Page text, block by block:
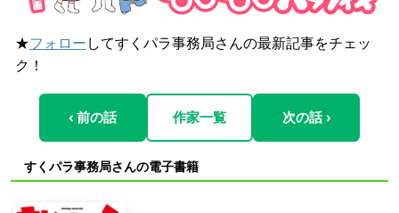
★フォロー してすくパラ事務局さんの最新記事をチェッ
ク！
‹ 前の話 作家一覧 次の話 ›
すくパラ事務局さんの電子書籍